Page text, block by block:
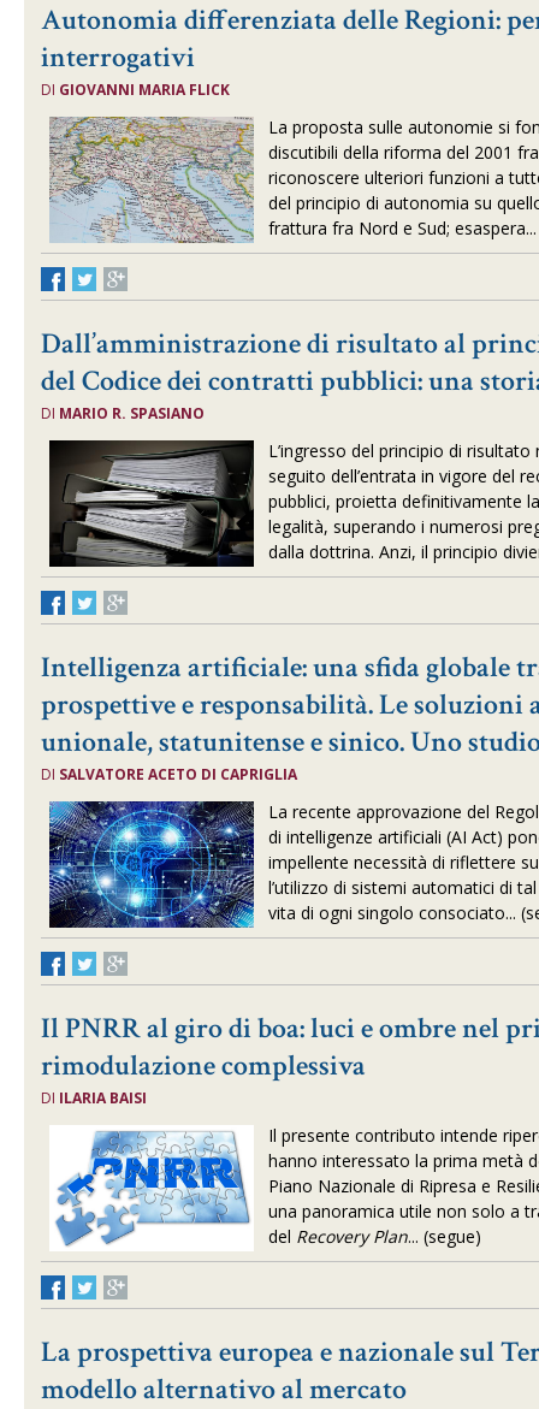
Autonomia differenziata delle Regioni:
interrogativi
DI GIOVANNI MARIA FLICK
La proposta sulle autonomie si
discutibili della riforma del 2001
riconoscere ulteriori funzioni a
del principio di autonomia su
frattura fra Nord e Sud;
Dall’amministrazione di risultato al
del Codice dei contratti pubblici: una
DI MARIO R. SPASIANO
L’ingresso del principio di
seguito dell’entrata in vigore del
pubblici, proietta definitivamente
legalità, superando i numerosi
dalla dottrina. Anzi, il principio
Intelligenza artificiale: una sfida globale
prospettive e responsabilità. Le soluzioni
unionale, statunitense e sinico. Uno
DI SALVATORE ACETO DI CAPRIGLIA
La recente approvazione del
di intelligenze artificiali (AI Act)
impellente necessità di riflettere
l’utilizzo di sistemi automatici di
vita di ogni singolo consociato...
Il PNRR al giro di boa: luci e ombre nel
rimodulazione complessiva
DI ILARIA BAISI
Il presente contributo intende
hanno interessato la prima metà
Piano Nazionale di Ripresa e
una panoramica utile non solo a
del Recovery Plan... (segue)
La prospettiva europea e nazionale sul
modello alternativo al mercato